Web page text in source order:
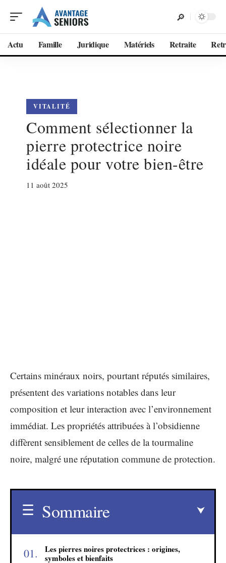
Actu Famille Juridique Matériels Retraite
VITALITÉ
Comment sélectionner la
pierre protectrice noire
idéale pour votre bien-être
11 août 2025
Certains minéraux noirs, pourtant réputés similaires,
présentent des variations notables dans leur
composition et leur interaction avec l’environnement
immédiat. Les propriétés attribuées à l’obsidienne
diffèrent sensiblement de celles de la tourmaline
noire, malgré une réputation commune de protection.
Sommaire
Les pierres noires protectrices : origines,
symboles et bienfaits